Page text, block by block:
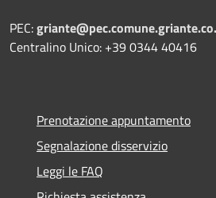
PEC:
Centralino Unico: +39 0344 40416
Prenotazione appuntamento
Segnalazione disservizio
Leggi le FAQ